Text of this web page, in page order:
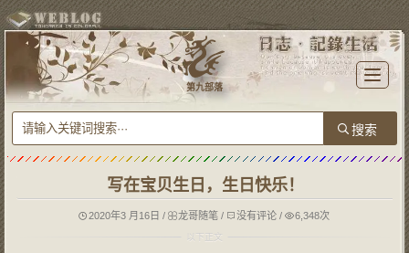
T
o
l
e
n
第九部落
写在宝贝生日，生日快乐！
2020年3 月16日/ 龙哥随笔 / 没有评论 / 6,348次